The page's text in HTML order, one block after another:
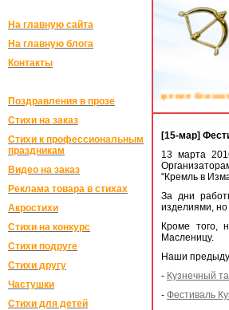
На главную сайта
На главную блога
Контакты
Поздравления в прозе
Стихи на заказ
Стихи к профессиональным
праздникам
Видео на заказ
Реклама товара в стихах
Акростихи
Стихи на конкурс
Стихи подруге
Стихи другу
Частушки
Стихи для детей
близкому человеку в "ЛУК-МЕДИА":
[15-мар]
13 марта
"Кремль в
За дни
изделиями, но
Кроме того,
Масленицу.
Наши
- Кузнечный
- Фестиваль